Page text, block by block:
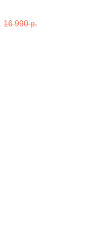
16 990 р.